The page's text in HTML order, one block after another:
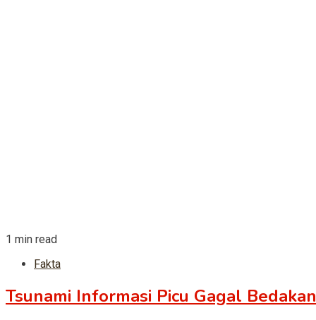
1 min read
Fakta
Tsunami Informasi Picu Gagal